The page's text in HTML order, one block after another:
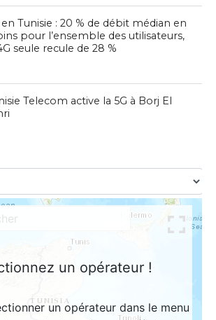
en Tunisie : 20 % de débit médian en
pour l’ensemble des utilisateurs,
seule recule de 28 %
Telecom active la 5G à Borj El